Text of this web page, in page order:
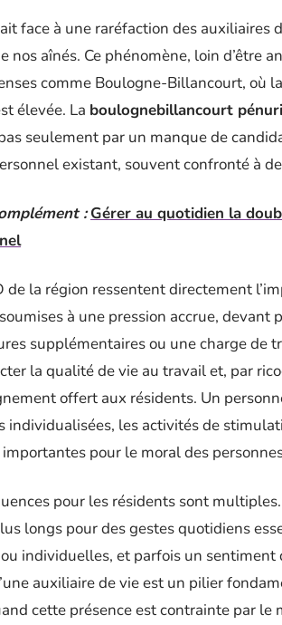
face à une raréfaction des
nos aînés. Ce phénomène, loin d’être
comme Boulogne-Billancourt, où
élevée. La boulognebillancourt
seulement par un manque de
existant, souvent confronté à
: Gérer au quotidien la
de la région ressentent directement
à une pression accrue,
supplémentaires ou une charge de
la qualité de vie au travail et, par
offert aux résidents. Un
individualisées, les activités de
pour le moral des
pour les résidents sont
longs pour des gestes quotidiens
individuelles, et parfois un sentiment
auxiliaire de vie est un pilier
cette présence est contrainte par le